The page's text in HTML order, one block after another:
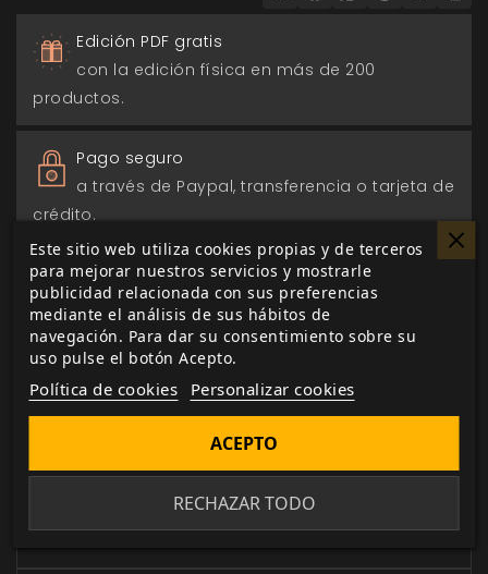
Edición PDF gratis
con la edición física en más de 200
productos.
Pago seguro
a través de Paypal, transferencia o tarjeta de
crédito.
Entrega 24/48h
para envios nacionales.
Biblioteca digital
actualizada con todos los juego canjeados
o comprados.
Este sitio web utiliza cookies propias y de terceros
para mejorar nuestros servicios y mostrarle
publicidad relacionada con sus preferencias
mediante el análisis de sus hábitos de
navegación. Para dar su consentimiento sobre su
uso pulse el botón Acepto.
Política de cookies Personalizar cookies
RECHAZAR TODO
ACEPTO